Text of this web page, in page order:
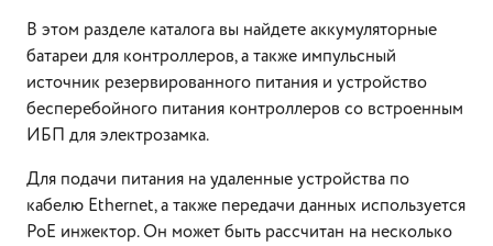
В этом разделе каталога вы найдете аккумуляторные
батареи для контроллеров, а также импульсный
источник резервированного питания и устройство
бесперебойного питания контроллеров со встроенным
ИБП для электрозамка.
Для подачи питания на удаленные устройства по
кабелю Ethernet, а также передачи данных используется
PoE инжектор. Он может быть рассчитан на несколько